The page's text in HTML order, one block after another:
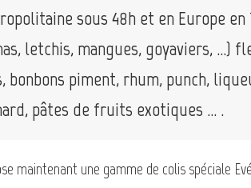
sous 48h et en Europe
letchis, mangues, goyaviers, ...)
bonbons piment, rhum, punch,
pâtes de fruits exotiques ... .
maintenant une gamme de colis spéciale